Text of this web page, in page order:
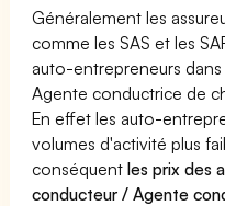
Généralement les
comme les SAS et les
auto-entrepreneurs
Agente conductrice de
En effet les auto-
volumes d'activité plus
conséquentles prix des
conducteur / Agente